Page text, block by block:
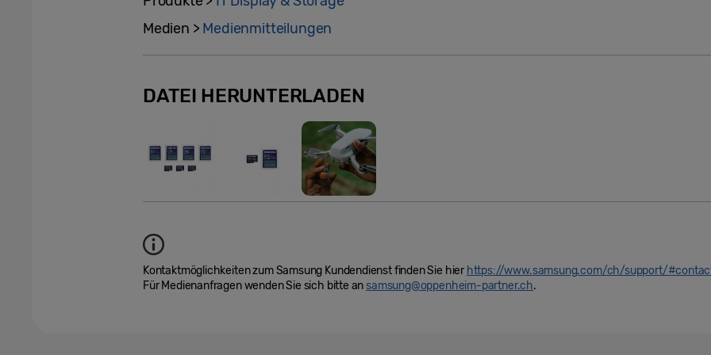
Medien > Medienmitteilungen
DATEI HERUNTERLADEN
Kontaktmöglichkeiten zum Samsung Kundendienst finden Sie hier https://www.samsung.com/ch/support/
Für Medienanfragen wenden Sie sich bitte ansamsung@oppenheim-partner.ch.